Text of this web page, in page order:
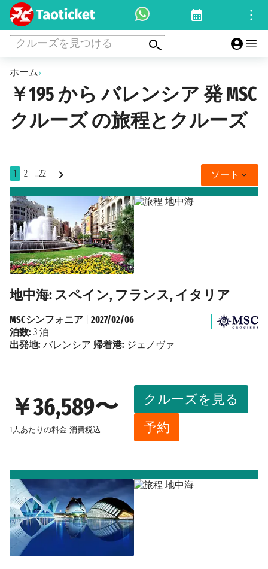
クルーズを見つける
ホーム›
￥195 から バレンシア 発 MSC
クルーズ の旅程とクルーズ
1 2 ..22 ソート
地中海: スペイン, フランス, イタリア
￥36,589〜
1人あたりの料金 消費税込
クルーズを見る
予約
MSCシンフォニア
2027/02/06
泊数: 3 泊
出発地: バレンシア 帰着港: ジェノヴァ